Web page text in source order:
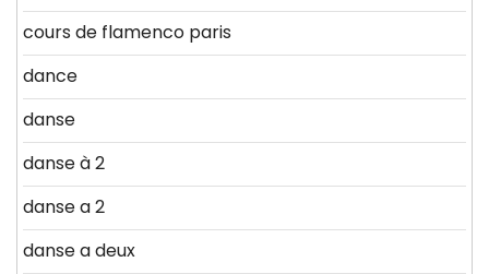
cours de flamenco paris
dance
danse
danse à 2
danse a 2
danse a deux